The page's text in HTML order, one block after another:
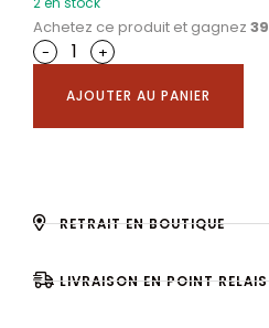
Achetez ce produit et gagnez 39
-
+
AJOUTER AU PANIER
RETRAIT EN BOUTIQUE
LIVRAISON EN POINT RELAIS